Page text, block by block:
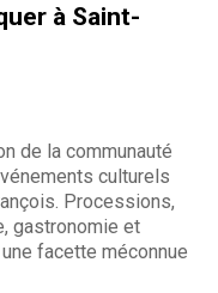
à Saint-
de la communauté
culturels
Processions,
gastronomie et
facette méconnue